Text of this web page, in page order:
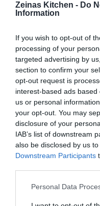
Zeinas Kitchen - Do
Information
If you wish to opt-out of
processing of your
targeted advertising by
section to confirm your
opt-out request is
interest-based ads
us or personal
your opt-out. You may
disclosure of your
IAB’s list of downstream
also be disclosed by us
Downstream Participants
Personal Data
TIPS TILL HELGEN!
Chiapudding med